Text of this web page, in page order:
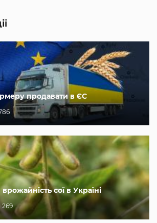
продавати в ЄС
сої в Україні
269